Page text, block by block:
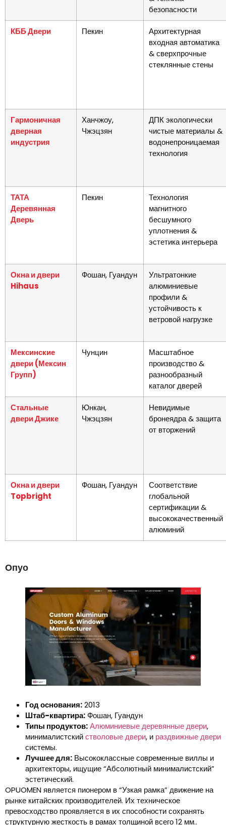
безопасности
КББ Двери Пекин
Архитектурная
входная автоматика
& сверхпрочные
стеклянные стены
Гармоничная
дверная
индустрия
Ханчжоу,
Чжэцзян
ДПК экологически
чистые материалы &
водонепроницаемая
технология
ТАТА
Деревянная
Дверь
Пекин
Технология
магнитного
бесшумного
уплотнения &
эстетика интерьера
Окна и двери
Hihaus
Фошан, Гуандун
Ультратонкие
алюминиевые
профили &
устойчивость к
ветровой нагрузке
Мексинские
двери (Мексин
Групп)
Чунцин
Масштабное
производство &
разнообразный
каталог дверей
Стальные
двери Джике
Юнкан,
Чжэцзян
Невидимые
бронеядра & защита
от вторжений
Окна и двери
Topbright
Фошан, Гуандун
Соответствие
глобальной
сертификации &
высококачественный
алюминий
Опуо
Год основания:2013
Штаб-квартира:Фошан, Гуандун
Типы продуктов:Алюминиевые деревянные двери,
минималистскийстволовые двери, и раздвижные двери
системы.
Лучшее для: Высококлассные современные виллы и
архитекторы, ищущие “Абсолютный минималистский”
эстетический.
OPUOMEN является пионером в “Узкая рамка” движение на
рынке китайских производителей. Их техническое
превосходство проявляется в их способности сохранять
структурную жесткость в рамах толщиной всего 12 мм..